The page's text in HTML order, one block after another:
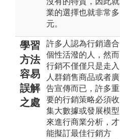
業的選擇也就非常多
元。
學習
方法
容易
誤解
之處
許多人認為行銷適合
個性活潑的人，然而
行銷不僅僅只是走入
人群銷售商品或者廣
告宣傳而已，許多重
要的行銷策略必須收
集大數據或發展模型
來進行商業分析，才
能擬訂最佳行銷方